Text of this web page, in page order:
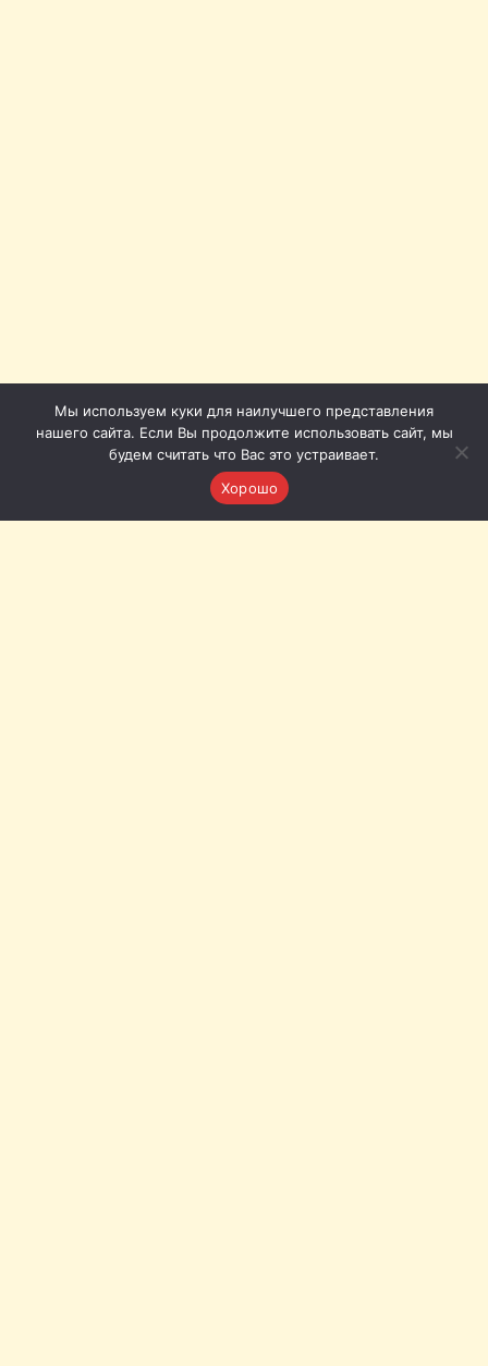
Мы используем куки для наилучшего представления
нашего сайта. Если Вы продолжите использовать сайт, мы
будем считать что Вас это устраивает.
Хорошо